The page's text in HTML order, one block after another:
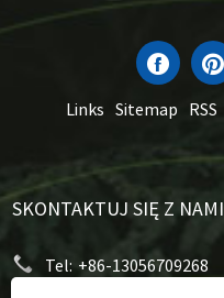
Links Sitemap RSS
SKONTAKTUJ SIĘ Z NAMI
Tel: +86-13056709268